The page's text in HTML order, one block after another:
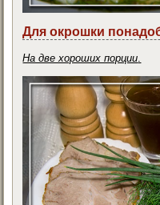
Для окрошки
На две хороших порции